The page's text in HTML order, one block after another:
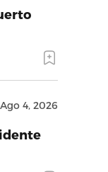
Ago 4, 2026